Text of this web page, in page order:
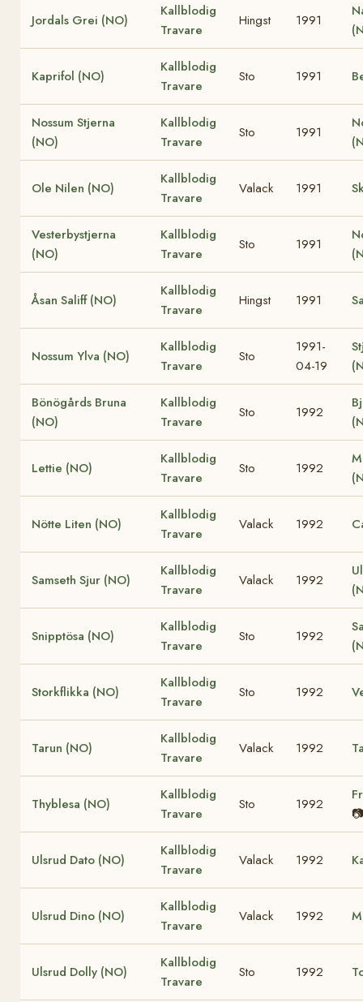
Jordals Grei (NO)
Kallblodig
Travare
Hingst 1991
Kaprifol (NO)
Kallblodig
Travare
Sto 1991
Nossum Stjerna
(NO)
Kallblodig
Travare
Sto 1991
Ole Nilen (NO)
Kallblodig
Travare
Valack 1991
Vesterbystjerna
(NO)
Kallblodig
Travare
Sto 1991
Åsan Saliff (NO)
Kallblodig
Travare
Hingst 1991
Nossum Ylva (NO)
Kallblodig
Travare
Sto
1991-
04-19
Bönögårds Bruna
(NO)
Kallblodig
Travare
Sto 1992
Lettie (NO)
Kallblodig
Travare
Sto 1992
Nötte Liten (NO)
Kallblodig
Travare
Valack 1992
Samseth Sjur (NO)
Kallblodig
Travare
Valack 1992
Snipptösa (NO)
Kallblodig
Travare
Sto 1992
Storkflikka (NO)
Kallblodig
Travare
Sto 1992
Tarun (NO)
Kallblodig
Travare
Valack 1992
Thyblesa (NO)
Kallblodig
Travare
Sto 1992
📷
Ulsrud Dato (NO)
Kallblodig
Travare
Valack 1992
Ulsrud Dino (NO)
Kallblodig
Travare
Valack 1992
Ulsrud Dolly (NO)
Kallblodig
Travare
Sto 1992